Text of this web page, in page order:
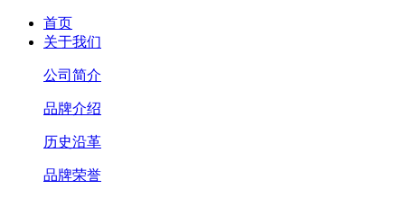
首页
关于我们
公司简介
品牌介绍
历史沿革
品牌荣誉